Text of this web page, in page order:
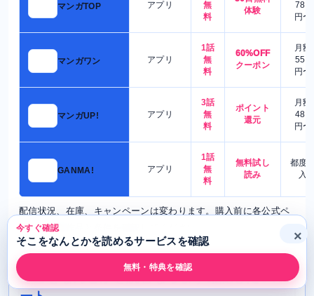
マンガTOP アプリ
無
料
体験
780
円〜
マンガワン アプリ
1話
無
料
60%OFF
クーポン
月額
550
円〜
マンガUP! アプリ
3話
無
料
ポイント
還元
月額
480
円〜
GANMA! アプリ
1話
無
料
無料試し
読み
都度
入
配信状況、在庫、キャンペーンは変わります。購入前に各公式ペ
ージで対象作品と条件を確認してください。
そこをなんとかを読むならまず確認したいル
今すぐ確認
そこをなんとかを読めるサービスを確認
無料・特典を確認
×